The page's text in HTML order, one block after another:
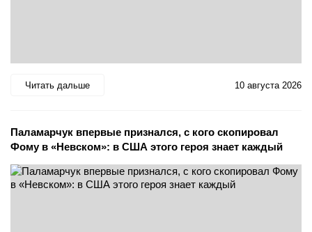
Читать дальше 10 августа 2026
Паламарчук впервые признался, с кого скопировал
Фому в «Невском»: в США этого героя знает каждый